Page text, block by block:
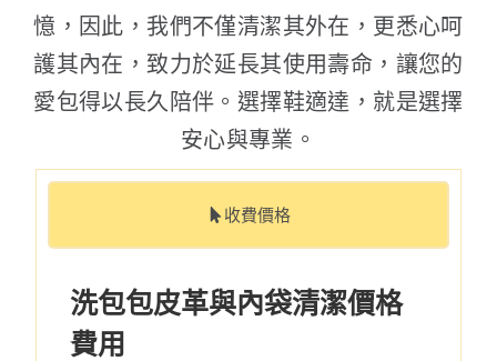
憶，因此，我們不僅清潔其外在，更悉心呵
護其內在，致力於延長其使用壽命，讓您的
愛包得以長久陪伴。選擇鞋適達，就是選擇
安心與專業。
收費價格
洗包包皮革與內袋清潔價格
費用